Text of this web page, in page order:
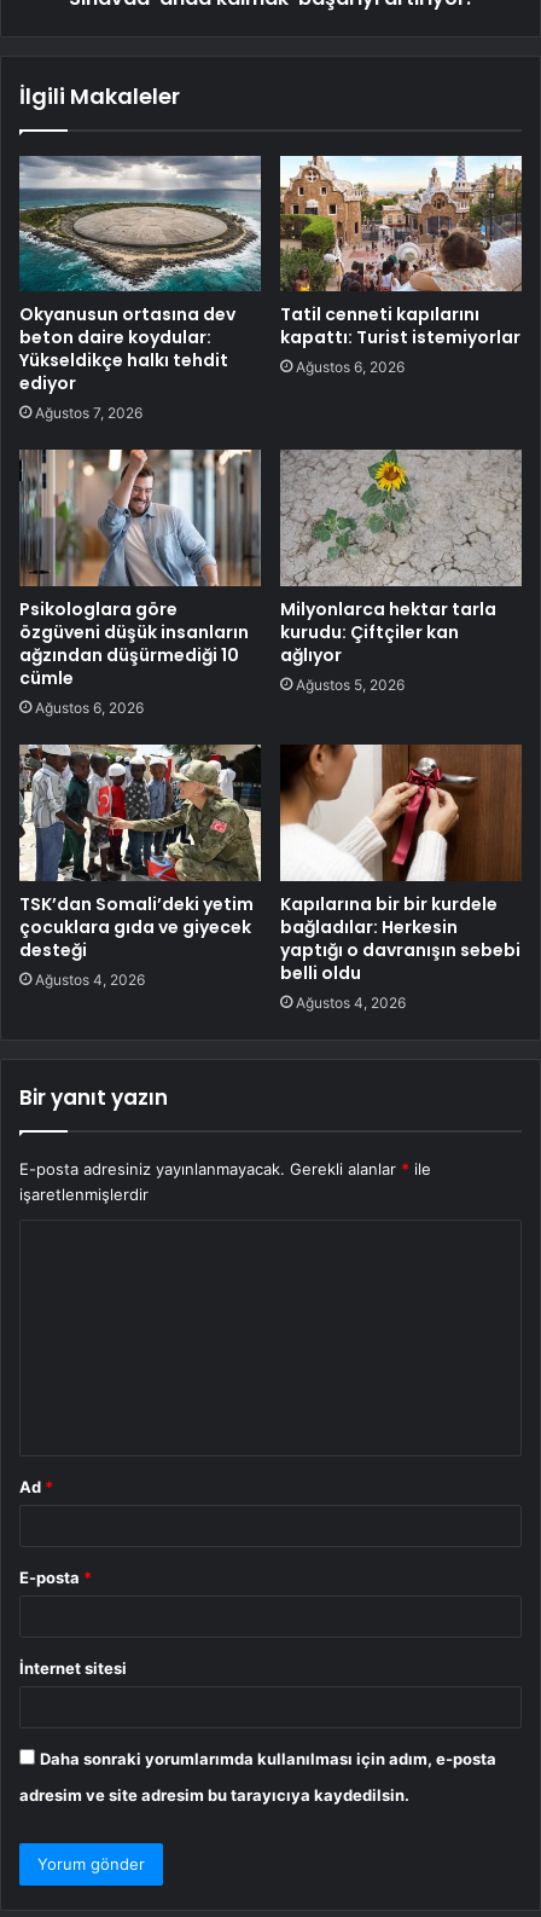
İlgili Makaleler
Okyanusun ortasına dev
beton daire koydular:
Yükseldikçe halkı tehdit
ediyor
Ağustos 7, 2026
Tatil cenneti kapılarını
kapattı: Turist istemiyorlar
Ağustos 6, 2026
Psikologlara göre
özgüveni düşük insanların
ağzından düşürmediği 10
cümle
Ağustos 6, 2026
Milyonlarca hektar tarla
kurudu: Çiftçiler kan
ağlıyor
Ağustos 5, 2026
TSK’dan Somali’deki yetim
çocuklara gıda ve giyecek
desteği
Ağustos 4, 2026
Kapılarına bir bir kurdele
bağladılar: Herkesin
yaptığı o davranışın sebebi
belli oldu
Ağustos 4, 2026
Bir yanıt yazın
E-posta adresiniz yayınlanmayacak. Gerekli alanlar * ile
işaretlenmişlerdir
Ad *
E-posta *
İnternet sitesi
Daha sonraki yorumlarımda kullanılması için adım, e-posta
adresim ve site adresim bu tarayıcıya kaydedilsin.